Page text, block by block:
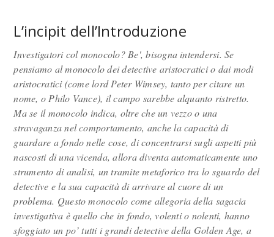
L’incipit dell’Introduzione
Investigatori col monocolo? Be', bisogna intendersi. Se
pensiamo al monocolo dei detective aristocratici o dai modi
aristocratici (come lord Peter Wimsey, tanto per citare un
nome, o Philo Vance), il campo sarebbe alquanto ristretto.
Ma se il monocolo indica, oltre che un vezzo o una
stravaganza nel comportamento, anche la capacità di
guardare a fondo nelle cose, di concentrarsi sugli aspetti più
nascosti di una vicenda, allora diventa automaticamente uno
strumento di analisi, un tramite metaforico tra lo sguardo del
detective e la sua capacità di arrivare al cuore di un
problema. Questo monocolo come allegoria della sagacia
investigativa è quello che in fondo, volenti o nolenti, hanno
sfoggiato un po’ tutti i grandi detective della Golden Age, a